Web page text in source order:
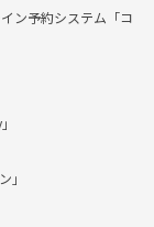
ン予約システム「コ
」